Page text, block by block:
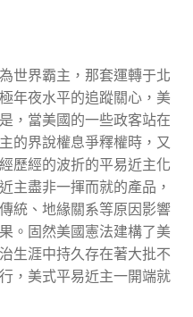
世界霸主，那套運轉于北
年夜水平的追蹤關心，美
，當美國的一些政客站在
的界說權息爭釋權時，又
歷經的波折的平易近主化
主盡非一揮而就的產品，
統、地緣關系等原因影響
。固然美國憲法建構了美
生涯中持久存在著大批不
，美式平易近主一開端就